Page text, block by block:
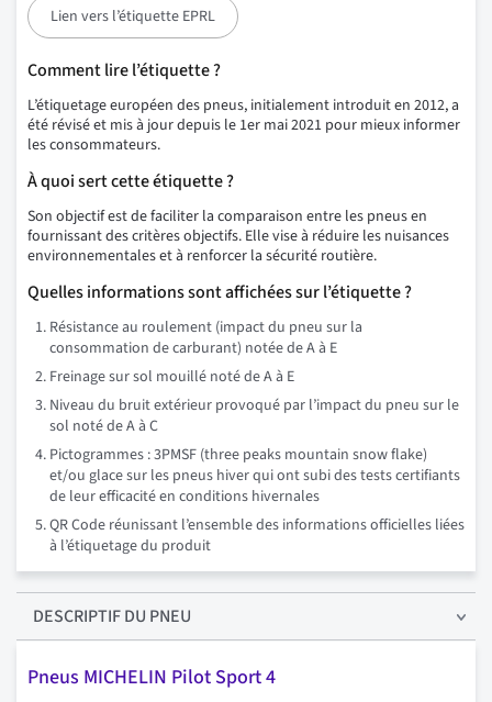
Lien vers l’étiquette EPRL
Comment lire l’étiquette ?
L’étiquetage européen des pneus, initialement introduit en 2012, a
été révisé et mis à jour depuis le 1er mai 2021 pour mieux informer
les consommateurs.
À quoi sert cette étiquette ?
Son objectif est de faciliter la comparaison entre les pneus en
fournissant des critères objectifs. Elle vise à réduire les nuisances
environnementales et à renforcer la sécurité routière.
Quelles informations sont affichées sur l’étiquette ?
Résistance au roulement (impact du pneu sur la
consommation de carburant) notée de A à E
Freinage sur sol mouillé noté de A à E
Niveau du bruit extérieur provoqué par l’impact du pneu sur le
sol noté de A à C
Pictogrammes : 3PMSF (three peaks mountain snow flake)
et/ou glace sur les pneus hiver qui ont subi des tests certifiants
de leur efficacité en conditions hivernales
QR Code réunissant l’ensemble des informations officielles liées
à l’étiquetage du produit
DESCRIPTIFDU PNEU
Pneus MICHELIN Pilot Sport 4